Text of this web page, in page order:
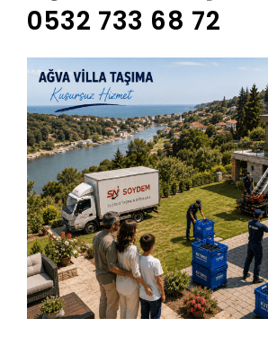
0532 733 68 72